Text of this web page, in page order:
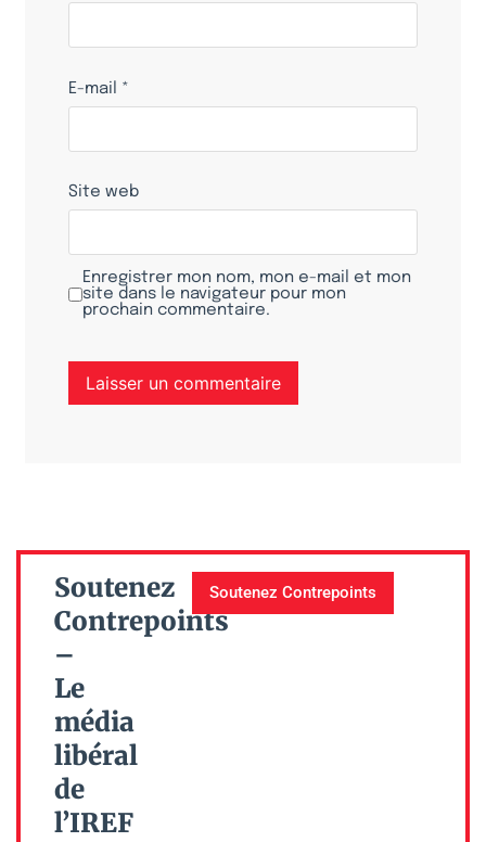
E-mail *
Site web
Enregistrer mon nom, mon e-mail et mon
site dans le navigateur pour mon
prochain commentaire.
Soutenez
Contrepoints
–
Le
média
libéral
de
l’IREF
Soutenez Contrepoints